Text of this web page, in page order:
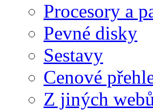
Procesory a
Pevné disky
Sestavy
Cenové
Z jiných